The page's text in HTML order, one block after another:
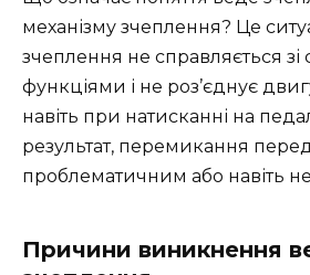
механізму зчеплення? Це
зчеплення не справляється зі
функціями і не роз’єднує
навіть при натисканні на
результат, перемикання
проблематичним або навіть
Причини виникнення